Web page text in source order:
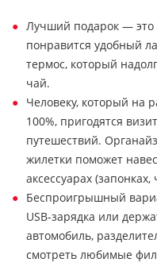
Лучший подарок — это
понравится удобный
термос, который
чай.
Человеку, который на
100%, пригодятся
путешествий.
жилетки поможет
аксессуарах (запонках,
Беспроигрышный
USB-зарядка или
автомобиль,
смотреть любимые